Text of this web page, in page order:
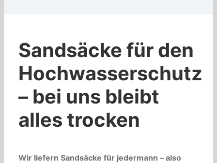
Sandsäcke für den
Hochwasserschutz
– bei uns bleibt
alles trocken
Wir liefern Sandsäcke für jedermann – also